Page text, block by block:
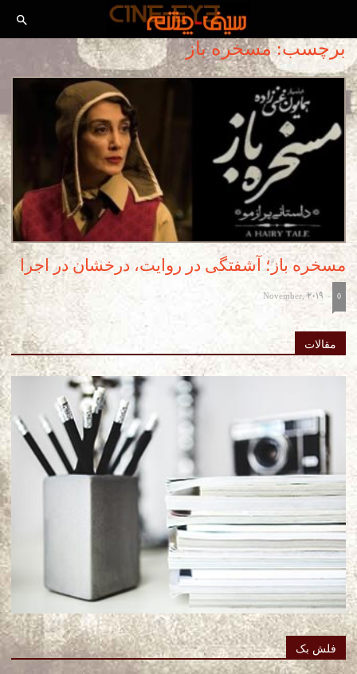
برچسب: مسخره باز
مسخره باز؛ آشفتگی در روایت، درخشان در اجرا
-
November, 2019 0
مقالات
فلش بک